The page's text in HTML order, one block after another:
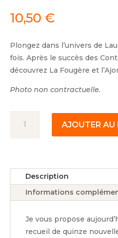
10,50 €
Plongez dans l’univers de
fois. Après le succès des
découvrez La Fougère et
Photo non contractuelle.
et
l'ajonc
AJOUTER AU
Description
Informations
Je vous propose
recueil de quinze